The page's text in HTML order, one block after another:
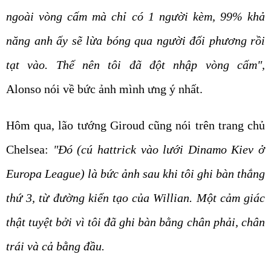
ngoài vòng cấm mà chỉ có 1 người kèm, 99% khả
năng anh ấy sẽ lừa bóng qua người đối phương rồi
tạt vào. Thế nên tôi đã đột nhập vòng cấm",
Alonso nói về bức ảnh mình ưng ý nhất.
Hôm qua, lão tướng Giroud cũng nói trên trang chủ
Chelsea: "Đó (cú hattrick vào lưới Dinamo Kiev ở
Europa League) là bức ảnh sau khi tôi ghi bàn thắng
thứ 3, từ đường kiến tạo của Willian. Một cảm giác
thật tuyệt bởi vì tôi đã ghi bàn bằng chân phải, chân
trái và cả bằng đầu.